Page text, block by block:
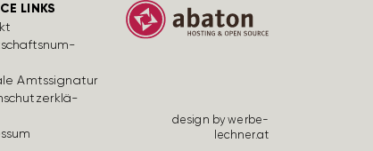
LINKS
Amts­si­gnatur
design by werbe­
lechner.at